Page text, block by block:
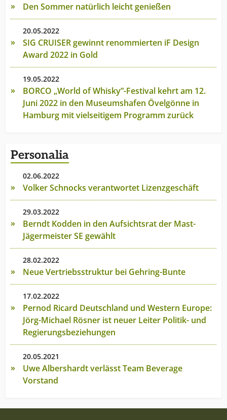
Den Sommer natürlich leicht genießen
20.05.2022
SIG CRUISER gewinnt renommierten iF Design
Award 2022 in Gold
19.05.2022
BORCO „World of Whisky”-Festival kehrt am 12.
Juni 2022 in den Museumshafen Övelgönne in
Hamburg mit vielseitigem Programm zurück
Personalia
02.06.2022
Volker Schnocks verantwortet Lizenzgeschäft
29.03.2022
Berndt Kodden in den Aufsichtsrat der Mast-
Jägermeister SE gewählt
28.02.2022
Neue Vertriebsstruktur bei Gehring-Bunte
17.02.2022
Pernod Ricard Deutschland und Western Europe:
Jörg-Michael Rösner ist neuer Leiter Politik- und
Regierungsbeziehungen
20.05.2021
Uwe Albershardt verlässt Team Beverage
Vorstand